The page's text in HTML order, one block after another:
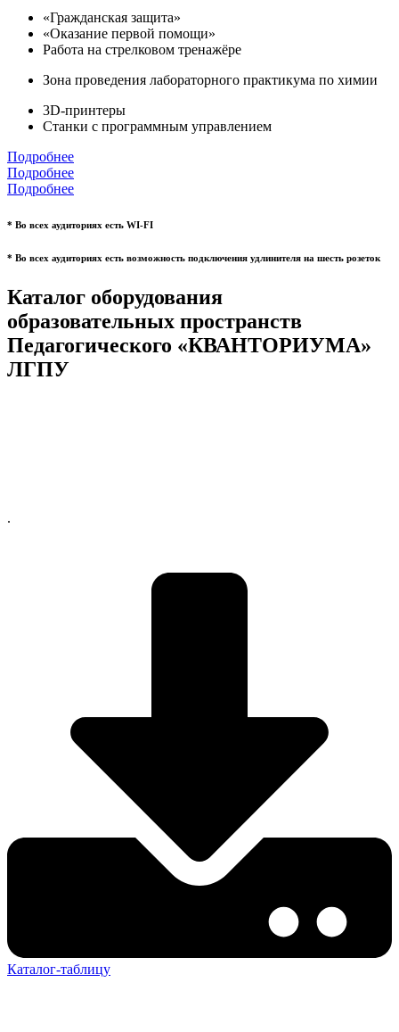
«Гражданская защита»
«Оказание первой помощи»
Работа на стрелковом тренажёре
Зона проведения лабораторного практикума по химии
3D-принтеры
Станки с программным управлением
Подробнее
Подробнее
Подробнее
* Во всех аудиториях есть WI-FI
* Во всех аудиториях есть возможность подключения удлинителя на шесть розеток
Каталог оборудования
образовательных пространств
Педагогического «КВАНТОРИУМА»
ЛГПУ
.
Каталог-таблицу